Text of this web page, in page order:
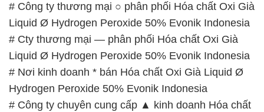
# Công ty thương mại ○ phân phối Hóa chất Oxi Già
Liquid Ø Hydrogen Peroxide 50% Evonik Indonesia
# Cty thương mại — phân phối Hóa chất Oxi Già
Liquid Ø Hydrogen Peroxide 50% Evonik Indonesia
# Nơi kinh doanh * bán Hóa chất Oxi Già Liquid Ø
Hydrogen Peroxide 50% Evonik Indonesia
# Công ty chuyên cung cấp ▲ kinh doanh Hóa chất